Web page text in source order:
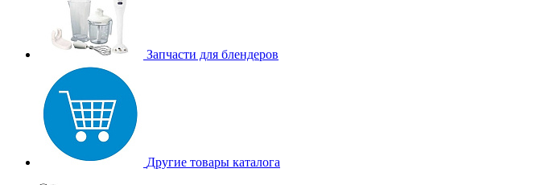
Запчасти для блендеров
Другие товары каталога